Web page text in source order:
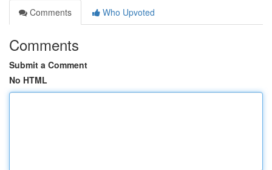
Comments
Who Upvoted
Comments
Submit a Comment
No HTML